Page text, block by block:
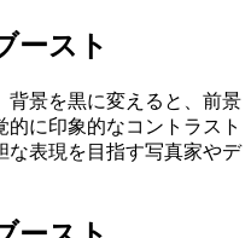
ースト
背景を黒に変えると、前景
に印象的なコントラスト
な表現を目指す写真家やデ